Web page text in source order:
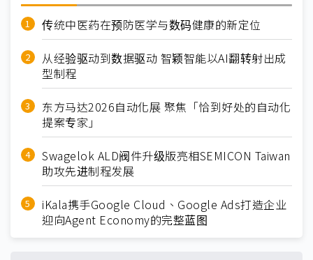
传统中医药在预防医学与数码健康的新定位
从经验驱动到数据驱动 智颖智能以AI翻转射出成
型制程
东方马达2026自动化展 聚焦「恰到好处的自动化
提案专家」
Swagelok ALD阀件升级版亮相SEMICON Taiwan
助攻先进制程发展
iKala携手Google Cloud、Google Ads打造企业
迎向Agent Economy的完整蓝图